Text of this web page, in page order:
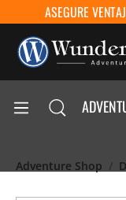
ASEGURE
Adventure Shop